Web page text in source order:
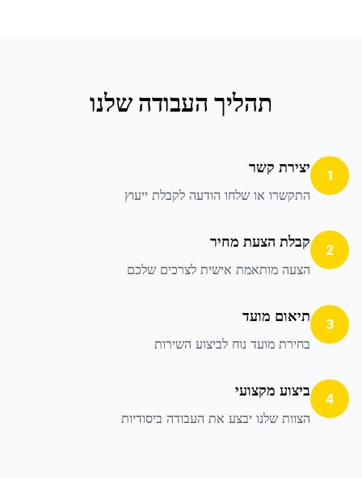
תהליך העבודה שלנו
1 יצירת קשר
התקשרו או שלחו הודעה לקבלת ייעוץ
2 קבלת הצעת מחיר
הצעה מותאמת אישית לצרכים שלכם
3 תיאום מועד
בחירת מועד נוח לביצוע השירות
4 ביצוע מקצועי
הצוות שלנו יבצע את העבודה ביסודיות